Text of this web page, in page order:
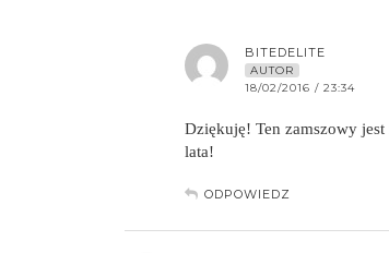
BITEDELITE
AUTOR
18/02/2016 / 23:34
Dziękuję! Ten zamszowy
lata!
ODPOWIEDZ